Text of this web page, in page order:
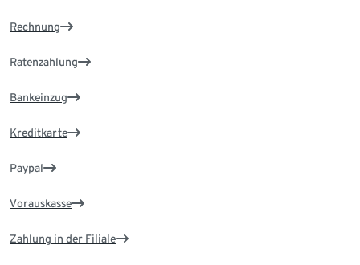
Rechnung
Ratenzahlung
Bankeinzug
Kreditkarte
Paypal
Vorauskasse
Zahlung in der Filiale